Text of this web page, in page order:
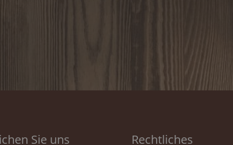
Sie uns Rechtliches